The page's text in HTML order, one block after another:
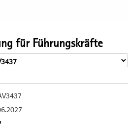
für Führungskräfte